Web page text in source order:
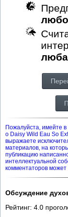
Пожалуйста, имейте в
о Daisy Wild Eau So
выражаете
материалов, на
публикацию
интеллектуальной
комментаторов может
Обсуждение
Рейтинг: 4.0